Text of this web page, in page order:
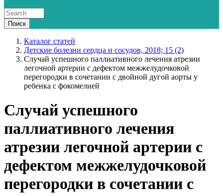
Каталог статей
Детские болезни сердца и сосудов, 2018; 15 (2)
Случай успешного паллиативного лечения атрезии
легочной артерии с дефектом межжелудочковой
перегородки в сочетании с двойной дугой аорты у
ребенка с фокомелией
Случай успешного
паллиативного лечения
атрезии легочной артерии с
дефектом межжелудочковой
перегородки в сочетании с